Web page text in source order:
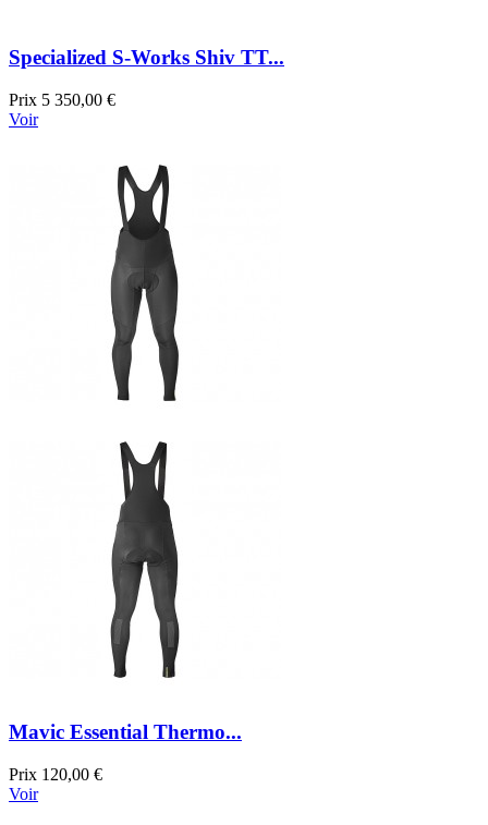
Specialized S-Works Shiv TT...
Prix 5 350,00 €
Voir
Mavic Essential Thermo...
Prix 120,00 €
Voir